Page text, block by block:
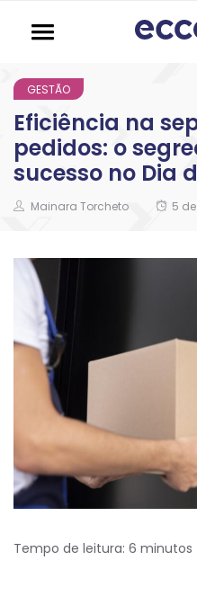
GESTÃO
Eficiência na
pedidos: o
sucesso no Dia
Mainara Torcheto 5
Tempo de leitura: 6 minutos